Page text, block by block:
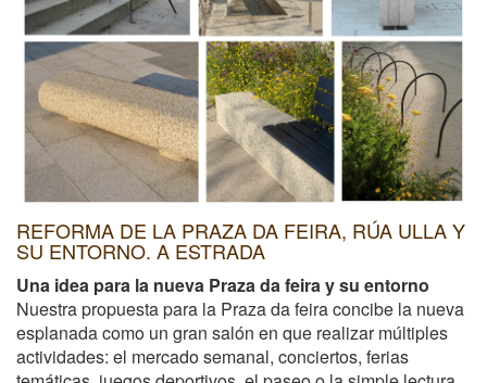
REFORMA DE LA PRAZA DA FEIRA, RÚA ULLA Y
SU ENTORNO. A ESTRADA
Una idea para la nueva Praza da feira y su entorno
Nuestra propuesta para la Praza da feira concibe la nueva
esplanada como un gran salón en que realizar múltiples
actividades: el mercado semanal, conciertos, ferias